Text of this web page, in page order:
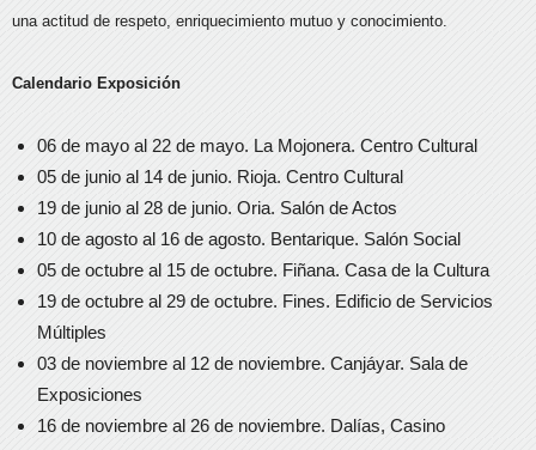
una actitud de respeto, enriquecimiento mutuo y conocimiento.
Calendario Exposición
06 de mayo al 22 de mayo. La Mojonera. Centro Cultural
05 de junio al 14 de junio. Rioja. Centro Cultural
19 de junio al 28 de junio. Oria. Salón de Actos
10 de agosto al 16 de agosto. Bentarique. Salón Social
05 de octubre al 15 de octubre. Fiñana. Casa de la Cultura
19 de octubre al 29 de octubre. Fines. Edificio de Servicios
Múltiples
03 de noviembre al 12 de noviembre. Canjáyar. Sala de
Exposiciones
16 de noviembre al 26 de noviembre. Dalías, Casino